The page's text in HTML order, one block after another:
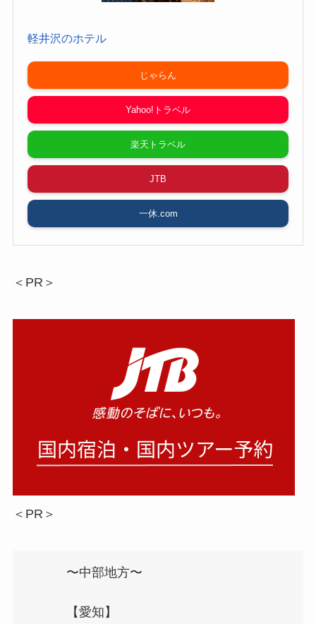
軽井沢のホテル
じゃらん
Yahoo!トラベル
楽天トラベル
JTB
一休.com
＜PR＞
＜PR＞
〜中部地方〜
【愛知】